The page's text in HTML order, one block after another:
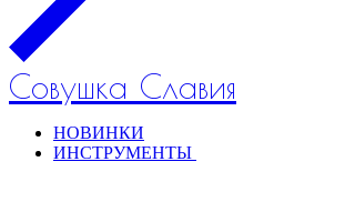
Совушка Славия
НОВИНКИ
ИНСТРУМЕНТЫ